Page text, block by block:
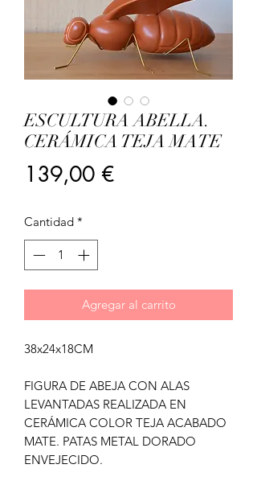
ESCULTURA ABELLA.
CERÁMICA TEJA MATE
139,00 €Precio
Cantidad *
Agregar al carrito
38x24x18CM
FIGURA DE ABEJA CON ALAS
LEVANTADAS REALIZADA EN
CERÁMICA COLOR TEJA ACABADO
MATE. PATAS METAL DORADO
ENVEJECIDO.